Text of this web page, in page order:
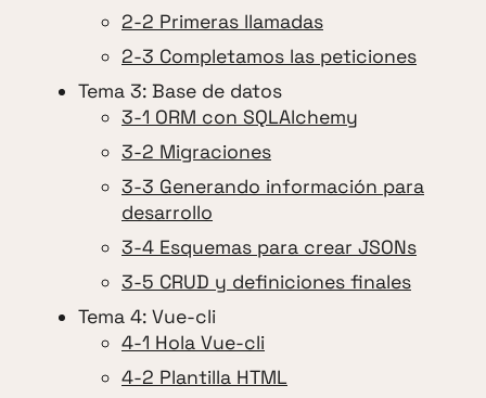
2-2 Primeras llamadas
2-3 Completamos las peticiones
Tema 3: Base de datos
3-1 ORM con SQLAlchemy
3-2 Migraciones
3-3 Generando información para
desarrollo
3-4 Esquemas para crear JSONs
3-5 CRUD y definiciones finales
Tema 4: Vue-cli
4-1 Hola Vue-cli
4-2 Plantilla HTML